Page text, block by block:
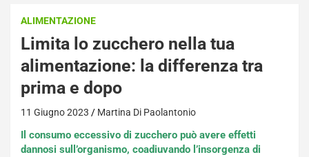
ALIMENTAZIONE
Limita lo zucchero nella tua
alimentazione: la differenza tra
prima e dopo
11 Giugno 2023 Martina Di Paolantonio
Il consumo eccessivo di zucchero può avere effetti
dannosi sull’organismo, coadiuvando l’insorgenza di